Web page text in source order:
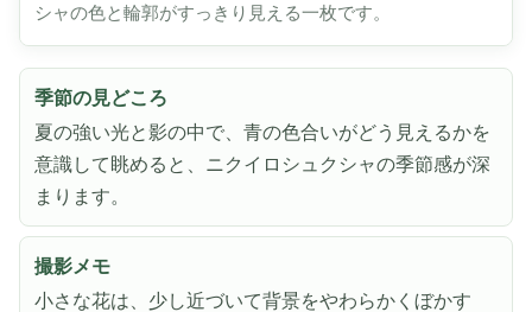
シャの色と輪郭がすっきり見える一枚です。
季節の見どころ
夏の強い光と影の中で、青の色合いがどう見えるかを
意識して眺めると、ニクイロシュクシャの季節感が深
まります。
撮影メモ
小さな花は、少し近づいて背景をやわらかくぼかす